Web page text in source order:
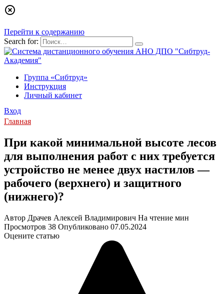
Перейти к содержанию
Search for:
Группа «Сибтруд»
Инструкция
Личный кабинет
Вход
Главная
При какой минимальной высоте лесов
для выполнения работ с них требуется
устройство не менее двух настилов —
рабочего (верхнего) и защитного
(нижнего)?
Автор Драчев Алексей Владимирович На чтение мин
Просмотров 38 Опубликовано 07.05.2024
Оцените статью